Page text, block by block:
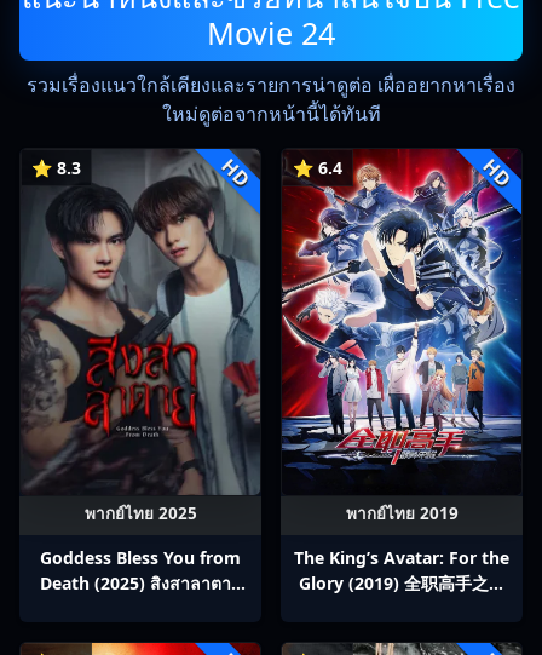
Movie 24
รวมเรื่องแนวใกล้เคียงและรายการน่าดูต่อ เผื่ออยากหาเรื่อง
ใหม่ดูต่อจากหน้านี้ได้ทันที
⭐ 8.3 HD
พากย์ไทย 2025
Goddess Bless You from
Death (2025) สิงสาลาตาย
⭐ 6.4 HD
พากย์ไทย 2019
The King’s Avatar: For the
Glory (2019) 全职高手之巅